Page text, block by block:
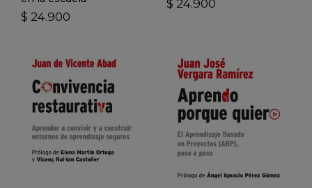
$ 24.900
$ 24.900
VER DETALLES